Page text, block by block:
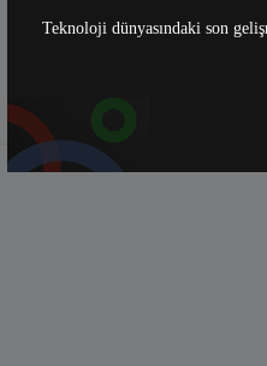
Teknoloji dünyasındaki son